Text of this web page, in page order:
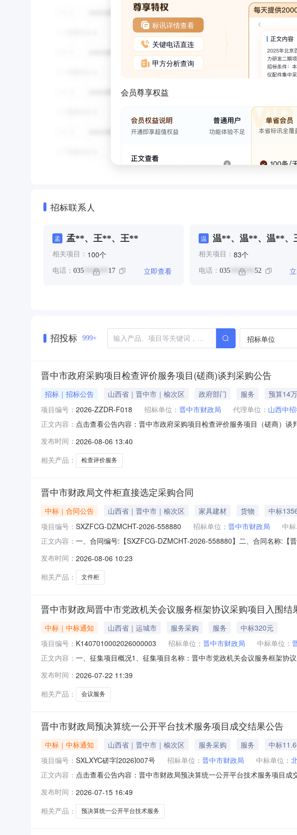
标讯详情查看
关键电话直连
甲方分析查询
会员尊享权益
招标联系人
孟 孟**、王**、王**
相关项目： 100个
电话： 035 ******* 17 立即查看
温
温**、温**、温**、
相关项目： 83个
电话： 035******* 52
招投标 999+ 招标单位
晋中市政府采购项目检查评价服务项目(磋商)谈判采购公告
招标｜招标公告 山西省｜晋中市｜榆次区 政府部门 服务 预算14
项目编号： 2026-ZZDR-F018 招标单位： 晋中市财政局 代理单位： 山西中
正文内容： 点击查看公告内容：晋中市政府采购项目检查评价服务项目（磋商）谈
发布时间： 2026-08-06 13:40
相关产品：
检查评价服务
晋中市财政局文件柜直接选定采购合同
中标｜合同公告 山西省｜晋中市｜榆次区 家具建材 货物
中标
项目编号： SXZFCG-DZMCHT-2026-558880 招标单位： 晋中市财政局 中标
正文内容： 一、合同编号:【SXZFCG-DZMCHT-2026-558880】二、合同名称:【
薄炳成六、合同主要信息1、主要标的信息：主要标的名称：文件柜（
质厚
发布时间： 2026-08-06 10:23
相关产品：
文件柜
晋中市财政局晋中市党政机关会议服务框架协议采购项目入围结
中标｜中标通知 山西省｜运城市 服务采购 服务
中标320元
项目编号： K1407010002026000003 招标单位： 晋中市财政局 中标单位：
正文内容： 一、征集项目概况1、征集项目名称：晋中市党政机关会议服务框架
jzsczjhy3、联系方式：139035408994、联系地址：山西省晋中市三
应商
发布时间： 2026-07-22 11:39
相关产品：
会议服务
晋中市财政局预决算统一公开平台技术服务项目成交结果公告
中标｜中标通知 山西省｜晋中市｜榆次区 服务采购 服务
中标
项目编号： SXLXYC磋字[2026]007号 招标单位： 晋中市财政局 中标单位：
正文内容： 点击查看公告内容：晋中市财政局预决算统一公开平台技术服务项目成
发布时间： 2026-07-15 16:49
相关产品：
预决算统一公开平台技术服务